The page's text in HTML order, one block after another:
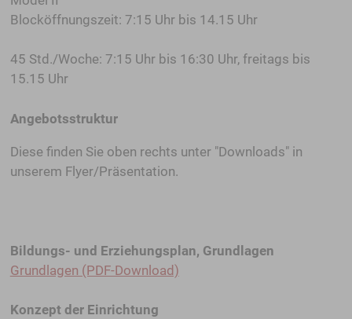
Blocköffnungszeit: 7:15 Uhr bis 14.15 Uhr
45 Std./Woche: 7:15 Uhr bis 16:30 Uhr, freitags bis
15.15 Uhr
Angebotsstruktur
Diese finden Sie oben rechts unter "Downloads" in
unserem Flyer/Präsentation.
Bildungs- und Erziehungsplan, Grundlagen
Grundlagen (PDF-Download)
Konzept der Einrichtung